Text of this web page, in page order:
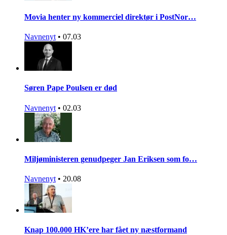
Movia henter ny kommerciel direktør i PostNor…
Navnenyt • 07.03
Søren Pape Poulsen er død
Navnenyt • 02.03
Miljøministeren genudpeger Jan Eriksen som fo…
Navnenyt • 20.08
Knap 100.000 HK’ere har fået ny næstformand